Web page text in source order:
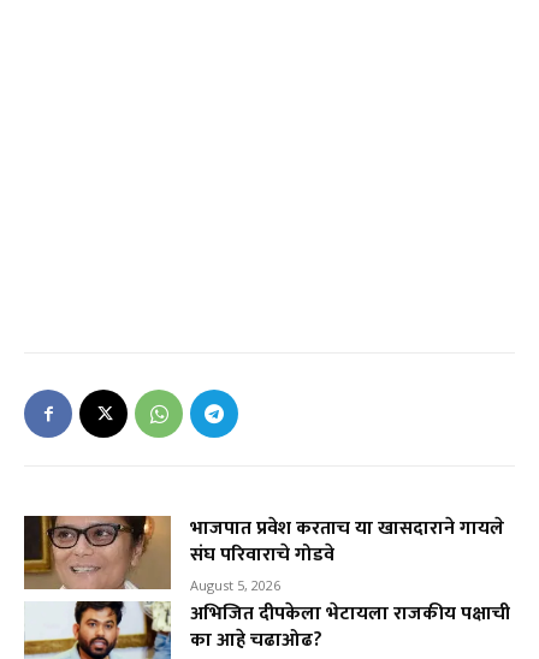
भाजपात प्रवेश करताच या खासदाराने गायले
संघ परिवाराचे गोडवे
August 5, 2026
अभिजित दीपकेला भेटायला राजकीय पक्षाची
का आहे चढाओढ?